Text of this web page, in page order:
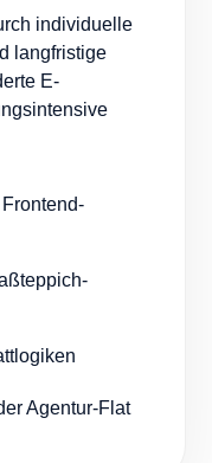
individuelle
langfristige
E-
Agentur-Flat